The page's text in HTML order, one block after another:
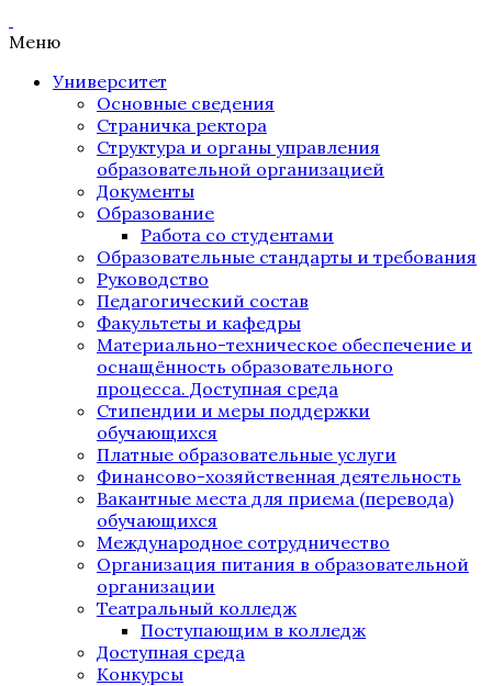
Меню
Университет
Основные сведения
Страничка ректора
Структура и органы управления
образовательной организацией
Документы
Образование
Работа со студентами
Образовательные стандарты и требования
Руководство
Педагогический состав
Факультеты и кафедры
Материально-техническое обеспечение и
оснащённость образовательного
процесса. Доступная среда
Стипендии и меры поддержки
обучающихся
Платные образовательные услуги
Финансово-хозяйственная деятельность
Вакантные места для приема (перевода)
обучающихся
Международное сотрудничество
Организация питания в образовательной
организации
Театральный колледж
Поступающим в колледж
Доступная среда
Конкурсы